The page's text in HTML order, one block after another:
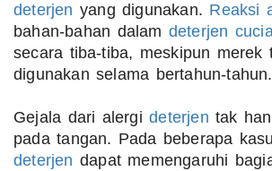
deterjen yang digunakan. Reaksi
bahan-bahan dalam deterjen
secara tiba-tiba, meskipun merek
digunakan selama bertahun-tahun.
Gejala dari alergideterjen tak
pada tangan. Pada beberapa
deterjen dapat memengaruhi